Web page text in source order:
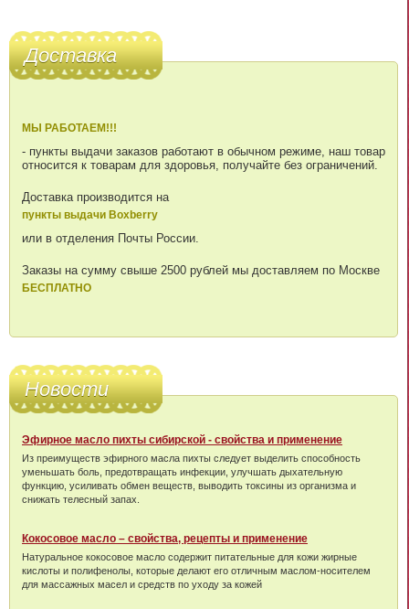
Доставка
МЫ РАБОТАЕМ!!!
- пункты выдачи заказов работают в обычном режиме, наш товар
относится к товарам для здоровья, получайте без ограничений.
Доставка производится на
пункты выдачи Boxberry
или в отделения Почты России.
Заказы на сумму свыше 2500 рублей мы доставляем по Москве
БЕСПЛАТНО
Новости
Эфирное масло пихты сибирской - свойства и применение
Из преимуществ эфирного масла пихты следует выделить способность
уменьшать боль, предотвращать инфекции, улучшать дыхательную
функцию, усиливать обмен веществ, выводить токсины из организма и
снижать телесный запах.
Кокосовое масло – свойства, рецепты и применение
Натуральное кокосовое масло содержит питательные для кожи жирные
кислоты и полифенолы, которые делают его отличным маслом-носителем
для массажных масел и средств по уходу за кожей